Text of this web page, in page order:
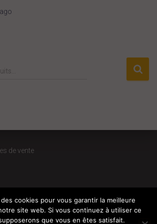
ago
de vente
cookies pour vous garantir la meilleure
site web. Si vous continuez à utiliser ce
que vous en êtes satisfait.